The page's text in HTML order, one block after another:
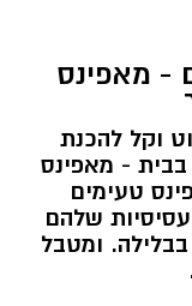
- מאפינס
וקל להכנת
- מאפינס
טעימים
שלהם
ומטבל